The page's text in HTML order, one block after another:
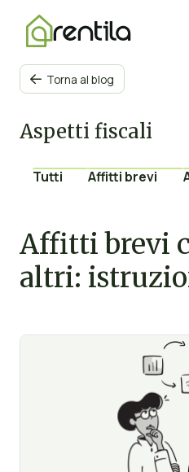
 Torna al blog
Aspetti fiscali
Tutti Affitti brevi
Affitti brevi
altri: